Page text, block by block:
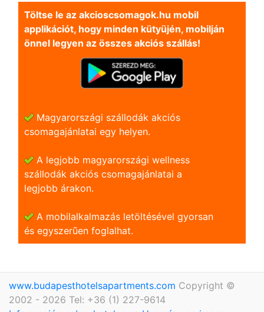
Töltse le az akcioscsomagok.hu mobil
applikációt, hogy minden kütyüjén, mobilján
önnel legyen az összes akciós szállás!
Magyarországi szállodák akciós
csomagajánlatai egy helyen.
A legjobb magyarországi wellness
szállodák akciós csomagajánlatai a
legjobb árakon.
A mobilalkalmazás letöltésével gyorsan
és egyszerũen foglalhat.
www.budapesthotelsapartments.com Copyright ©
2002 - 2026 Tel: +36 (1) 227-9614